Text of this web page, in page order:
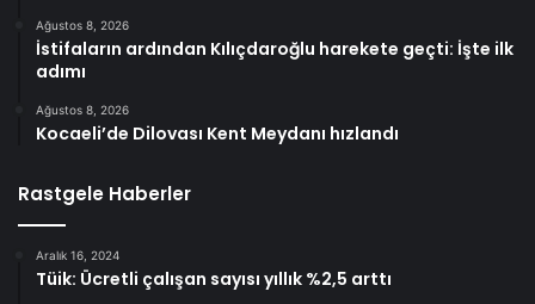
Ağustos 8, 2026
İstifaların ardından Kılıçdaroğlu harekete geçti: İşte ilk
adımı
Ağustos 8, 2026
Kocaeli’de Dilovası Kent Meydanı hızlandı
Rastgele Haberler
Aralık 16, 2024
Tüik: Ücretli çalışan sayısı yıllık %2,5 arttı